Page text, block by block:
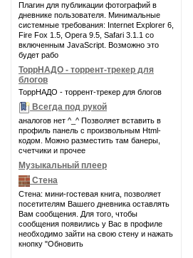
Плагин для публикации фотографий в
дневнике пользователя. Минимальные
системные требования: Internet Explorer 6,
Fire Fox 1.5, Opera 9.5, Safari 3.1.1 со
включенным JavaScript. Возможно это
будет рабо
ТоррНАДО - торрент-трекер для
блогов
ТоррНАДО - торрент-трекер для блогов
Всегда под рукой
аналогов нет ^_^ Позволяет вставить в
профиль панель с произвольным Html-
кодом. Можно разместить там банеры,
счетчики и прочее
Музыкальный плеер
Стена
Стена: мини-гостевая книга, позволяет
посетителям Вашего дневника оставлять
Вам сообщения. Для того, чтобы
сообщения появились у Вас в профиле
необходимо зайти на свою стену и нажать
кнопку "Обновить